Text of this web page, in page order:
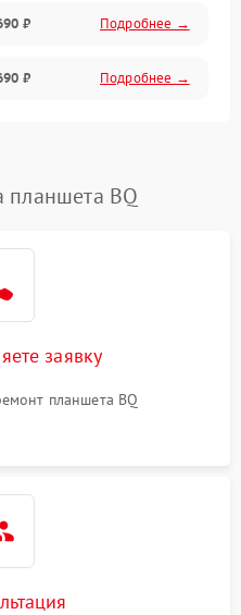
₽ Подробнее →
₽ Подробнее →
планшета BQ
заявку
планшета BQ